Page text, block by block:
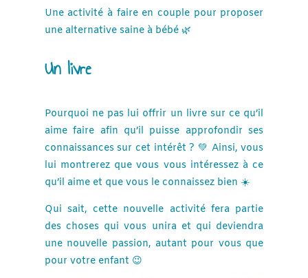
Une activité à faire en couple pour proposer
une alternative saine à bébé 🌿
Un livre
Pourquoi ne pas lui offrir un livre sur ce qu’il
aime faire afin qu’il puisse approfondir ses
connaissances sur cet intérêt ? 💚 Ainsi, vous
lui montrerez que vous vous intéressez à ce
qu’il aime et que vous le connaissez bien ☀️
Qui sait, cette nouvelle activité fera partie
des choses qui vous unira et qui deviendra
une nouvelle passion, autant pour vous que
pour votre enfant 😉